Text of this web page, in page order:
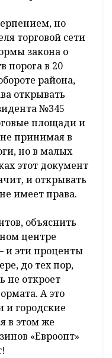
но
торговой сети
закона о
порога в 20
района,
открывать
№345
площади и
принимая в
но в малых
этот документ
и открывать
имеет права.
объяснить
центре
и эти проценты
до тех пор,
не откроет
А это
и городские
в этом же
«Евроопт»